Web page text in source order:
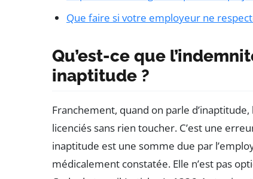
Que faire si votre employeur ne
Qu’est-ce que
inaptitude ?
Franchement, quand on parle
licenciés sans rien toucher. C’est une
inaptitude est une somme due par
médicalement constatée. Elle n’est pas